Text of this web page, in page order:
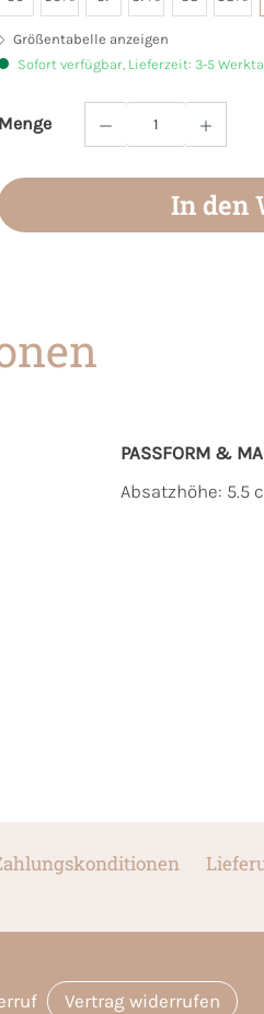
Größentabelle anzeigen
Sofort verfügbar, Lieferzeit: 3-5
Menge
Produkt Anzahl: Gib
In den
PASSFORM &
Absatzhöhe: 5.5
Vertrag widerrufen